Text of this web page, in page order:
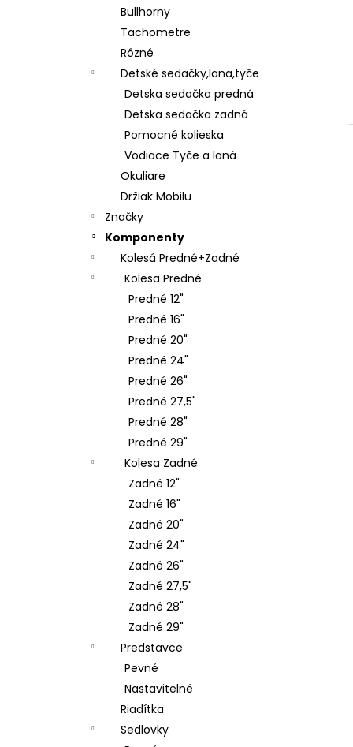
Bullhorny
Tachometre
Rôzné
Detské sedačky,lana,tyče
Detska sedačka predná
Detska sedačka zadná
Pomocné kolieska
Vodiace Tyče a laná
Okuliare
Držiak Mobilu
Značky
Komponenty
Kolesá Predné+Zadné
Kolesa Predné
Predné 12"
Predné 16"
Predné 20"
Predné 24"
Predné 26"
Predné 27,5"
Predné 28"
Predné 29"
Kolesa Zadné
Zadné 12"
Zadné 16"
Zadné 20"
Zadné 24"
Zadné 26"
Zadné 27,5"
Zadné 28"
Zadné 29"
Predstavce
Pevné
Nastavitelné
Riadítka
Sedlovky